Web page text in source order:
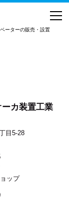
ーターの販売・設置
カ装置工業
目5-28
ップ